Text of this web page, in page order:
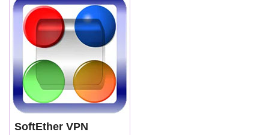
SoftEther VPN